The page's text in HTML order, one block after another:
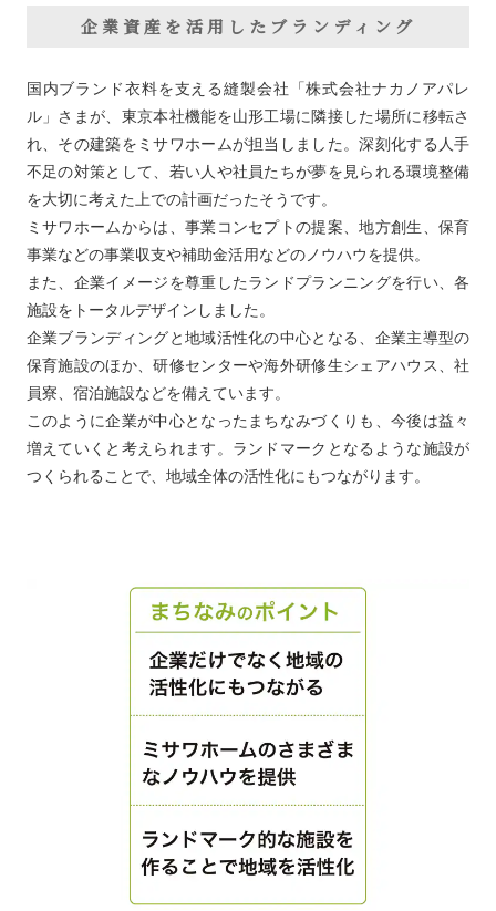
企業資産を活用したブランディング
国内ブランド衣料を支える縫製会社「株式会社ナカノアパレ
ル」さまが、東京本社機能を山形工場に隣接した場所に移転さ
れ、その建築をミサワホームが担当しました。深刻化する人手
不足の対策として、若い人や社員たちが夢を見られる環境整備
を大切に考えた上での計画だったそうです。
ミサワホームからは、事業コンセプトの提案、地方創生、保育
事業などの事業収支や補助金活用などのノウハウを提供。
また、企業イメージを尊重したランドプランニングを行い、各
施設をトータルデザインしました。
企業ブランディングと地域活性化の中心となる、企業主導型の
保育施設のほか、研修センターや海外研修生シェアハウス、社
員寮、宿泊施設などを備えています。
このように企業が中心となったまちなみづくりも、今後は益々
増えていくと考えられます。ランドマークとなるような施設が
つくられることで、地域全体の活性化にもつながります。